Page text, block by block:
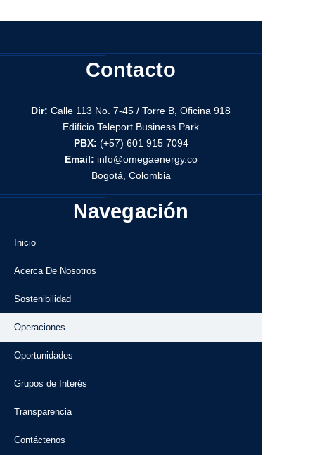
Navegación
Inicio
Acerca De Nosotros
Sostenibilidad
Operaciones
Oportunidades
Grupos de Interés
Transparencia
Contáctenos
Contacto
Dir: Calle 113 No. 7-45 / Torre B, Oficina 918
Edificio Teleport Business Park
PBX: (+57) 601 915 7094
Email: info@omegaenergy.co
Bogotá, Colombia